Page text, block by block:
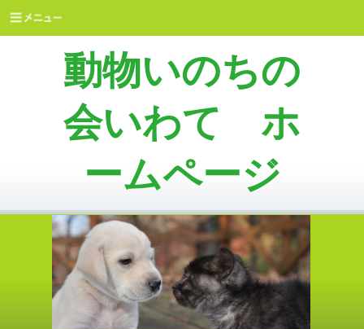
動物いのちの
会いわて ホ
ームページ